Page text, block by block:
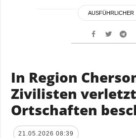
AUSFÜHRLICHER
In Region
Zivilisten
Ortschaften
21.05.2026 08:39